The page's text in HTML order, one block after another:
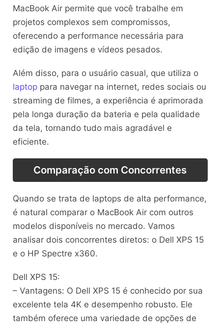
MacBook Air permite que você trabalhe em
projetos complexos sem compromissos,
oferecendo a performance necessária para
edição de imagens e vídeos pesados.
Além disso, para o usuário casual, que utiliza o
laptoppara navegar na internet, redes sociais ou
streaming de filmes, a experiência é aprimorada
pela longa duração da bateria e pela qualidade
da tela, tornando tudo mais agradável e
eficiente.
Comparação com Concorrentes
Quando se trata de laptops de alta performance,
é natural comparar o MacBook Air com outros
modelos disponíveis no mercado. Vamos
analisar dois concorrentes diretos: o Dell XPS 15
e o HP Spectre x360.
Dell XPS 15:
– Vantagens: O Dell XPS 15 é conhecido por sua
excelente tela 4K e desempenho robusto. Ele
também oferece uma variedade de opções de